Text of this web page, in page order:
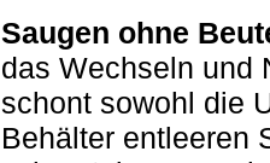
Saugen ohne
das Wechseln und
schont sowohl die
Behälter entleeren